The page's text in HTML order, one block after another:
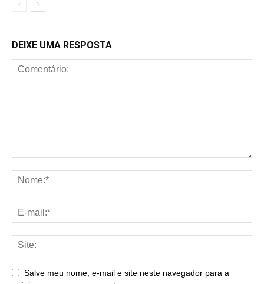
DEIXE UMA RESPOSTA
Salve meu nome, e-mail e site neste navegador para a